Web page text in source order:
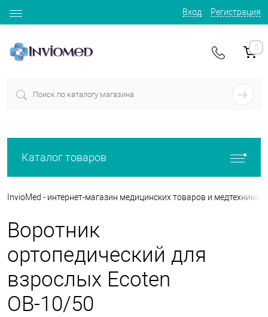
Вход Регистрация
0
Каталог товаров
InvioMed - интернет-магазин медицинских товаров и медтехники
Воротник
ортопедический для
взрослых Ecoten
ОВ-10/50